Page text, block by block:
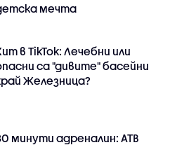
мечта
в TikTok: Лечебни или
са "дивите" басейни
Железница?
минути адреналин: АТB